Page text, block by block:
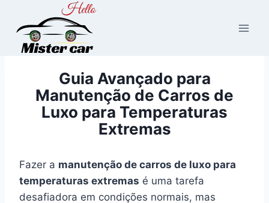
Conteúdo
Guia Avançado para
Manutenção de Carros de
Luxo para Temperaturas
Extremas
Fazer a manutenção de carros de luxo para
temperaturas extremas é uma tarefa
desafiadora em condições normais, mas